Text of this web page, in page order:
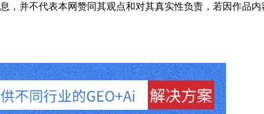
并不代表本网赞同其观点和对其真实性负责，若因作品